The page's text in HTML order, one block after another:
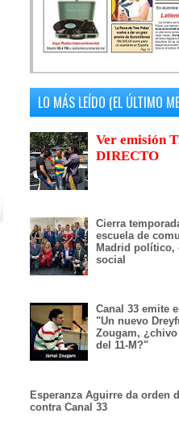
LO MÁS LEÍDO (EL ÚLTIMO
Ver emisión
DIRECTO
Cierra
escuela de
Madrid político,
social
Canal 33 emite
"Un nuevo
Zougam,
del 11-M?"
Esperanza Aguirre da orden
contra Canal 33